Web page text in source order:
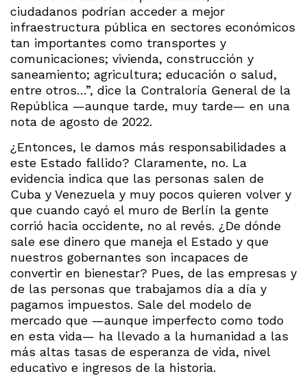
ciudadanos podrían acceder a mejor
infraestructura pública en sectores económicos
tan importantes como transportes y
comunicaciones; vivienda, construcción y
saneamiento; agricultura; educación o salud,
entre otros…”, dice la Contraloría General de la
República —aunque tarde, muy tarde— en una
nota de agosto de 2022.
¿Entonces, le damos más responsabilidades a
este Estado fallido? Claramente, no. La
evidencia indica que las personas salen de
Cuba y Venezuela y muy pocos quieren volver y
que cuando cayó el muro de Berlín la gente
corrió hacia occidente, no al revés. ¿De dónde
sale ese dinero que maneja el Estado y que
nuestros gobernantes son incapaces de
convertir en bienestar? Pues, de las empresas y
de las personas que trabajamos día a día y
pagamos impuestos. Sale del modelo de
mercado que —aunque imperfecto como todo
en esta vida— ha llevado a la humanidad a las
más altas tasas de esperanza de vida, nivel
educativo e ingresos de la historia.